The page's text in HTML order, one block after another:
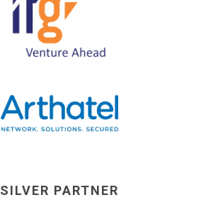
SILVER PARTNER